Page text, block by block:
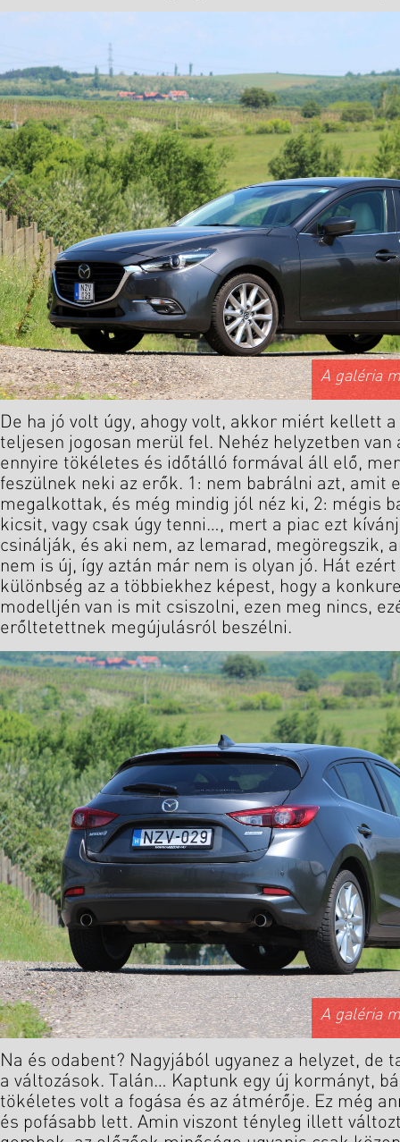
A galéria
De ha jó volt úgy, ahogy volt, akkor miért kellett
teljesen jogosan merül fel. Nehéz helyzetben van
ennyire tökéletes és időtálló formával áll elő,
feszülnek neki az erők. 1: nem babrálni azt, amit
megalkottak, és még mindig jól néz ki, 2: mégis
kicsit, vagy csak úgy tenni…, mert a piac ezt
csinálják, és aki nem, az lemarad, megöregszik,
nem is új, így aztán már nem is olyan jó. Hát
különbség az a többiekhez képest, hogy a
modelljén van is mit csiszolni, ezen meg nincs,
erőltetettnek megújulásról beszélni.
A galéria
Na és odabent? Nagyjából ugyanez a helyzet, de
a változások. Talán… Kaptunk egy új kormányt,
tökéletes volt a fogása és az átmérője. Ez még
és pofásabb lett. Amin viszont tényleg illett